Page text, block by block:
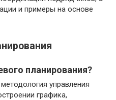
и примеры на основе
планирования?
управления
графика,